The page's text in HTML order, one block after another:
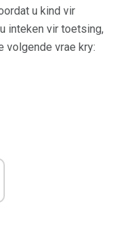
u kind vir
inteken vir toetsing,
volgende vrae kry: